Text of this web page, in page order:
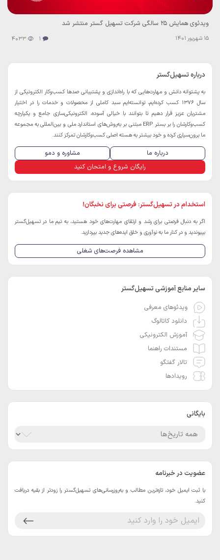
ویدئوی همایش ۲۵ سالگی شرکت تسهیل گستر منتشر شد
15 شهریور 1401 1
4033
درباره تسهیل‌گستر
به پشتوانه دانش و مهارت‌هایی که با راه‌اندازی و پشتیبانی صدها کسب‌و‌کار الکترونیکی از
سال 1376 کسب کرده‌ایم، توانسته‌ایم سبد کاملی از محصولات و خدمات را در اختیار
مشتریان عزیز قرار دهیم تا بتوانند با خیالی آسوده، الکترونیکی‌سازی جامع و یکپارچه
کسب‌و‌کارشان را بر بستر ERP مبتنی بر به‌روش‌های استاندارد ملی و بین‌المللی به مجموعه
ما برون‌سپاری کرده و خود بیشتر به هسته اصلی کسب‌و‌کارشان تمرکز کنند.
درباره ما
مشاوره و دمو
رایگان شروع و امتحان کنید
استخدام در تسهیل‌گستر: فرصتی برای نخبگان!
اگر به دنبال فرصتی برای رشد و ارتقای مهارت‌های خود هستید، به تیم ما در تسهیل‌گستر
بپیوندید و در کنار ما به نوآوری و خلق ایده‌های جدید بپردازید.
مشاهده فرصت‌های شغلی
سایر منابع آموزشی تسهیل‌گستر
ویدئوهای معرفی
دانلود کاتالوگ
آموزش الکترونیکی
مستندات راهنما
تالار گفتگو
رویدادها
بایگانی
عضویت در خبرنامه
با ثبت ایمیل خود، تازه‌ترین مطالب و به‌روزرسانی‌های تسهیل‌گستر را زودتر از بقیه دریافت
کنید.